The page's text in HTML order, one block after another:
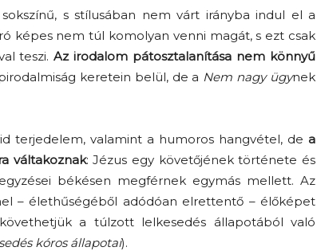
s stílusában nem várt irányba indul el a
képes nem túl komolyan venni magát, s ezt csak
teszi.Az irodalom pátosztalanítása nem könnyű
keretein belül, de a Nem nagy ügynek
terjedelem, valamint a humoros hangvétel, de a
váltakoznak: Jézus egy követőjének története és
békésen megférnek egymás mellett. Az
– élethűségéből adódóan elrettentő – élőképet
a túlzott lelkesedés állapotából való
kóros állapotai).